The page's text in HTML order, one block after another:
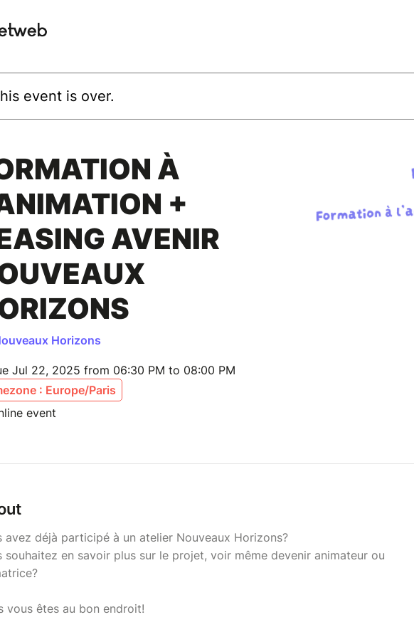
event is over.
À
+
AVENIR
Horizons
Jul 22, 2025 from 06:30 PM to 08:00 PM
: Europe/Paris
event
avez déjà participé à un atelier Nouveaux Horizons?
souhaitez en savoir plus sur le projet, voir même devenir animateur ou
vous êtes au bon endroit!